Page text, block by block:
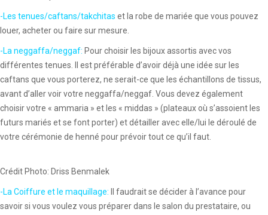
-Les tenues/caftans/takchitas et la robe de mariée que vous pouvez
louer, acheter ou faire sur mesure.
-La neggaffa/neggaf: Pour choisir les bijoux assortis avec vos
différentes tenues. Il est préférable d’avoir déjà une idée sur les
caftans que vous porterez, ne serait-ce que les échantillons de tissus,
avant d’aller voir votre neggaffa/neggaf. Vous devez également
choisir votre « ammaria » et les « middas » (plateaux où s’assoient les
futurs mariés et se font porter) et détailler avec elle/lui le déroulé de
votre cérémonie de henné pour prévoir tout ce qu’il faut.
Crédit Photo: Driss Benmalek
-La Coiffure et le maquillage: Il faudrait se décider à l’avance pour
savoir si vous voulez vous préparer dans le salon du prestataire, ou